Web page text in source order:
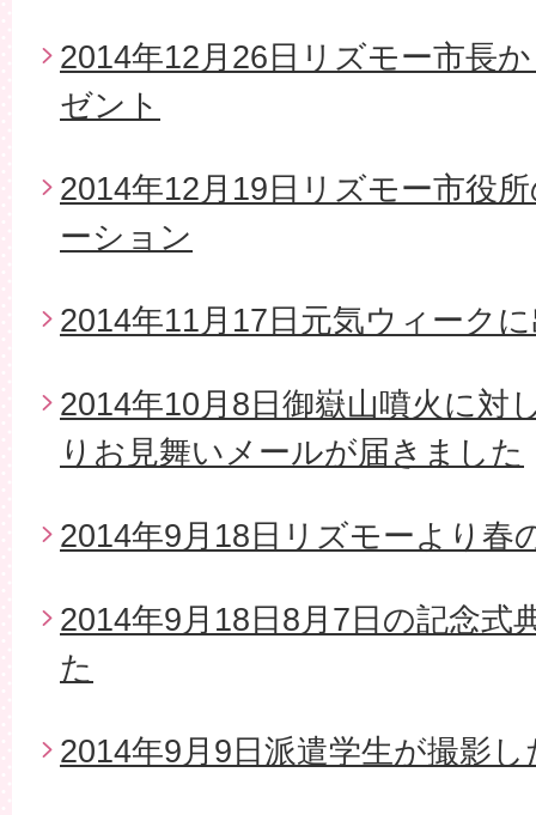
2014年12月26日リズモー市長
ゼント
2014年12月19日リズモー市役
ーション
2014年11月17日元気ウィーク
2014年10月8日御嶽山噴火に対
りお見舞いメールが届きました
2014年9月18日リズモーより春
2014年9月18日8月7日の記念式
た
2014年9月9日派遣学生が撮影し